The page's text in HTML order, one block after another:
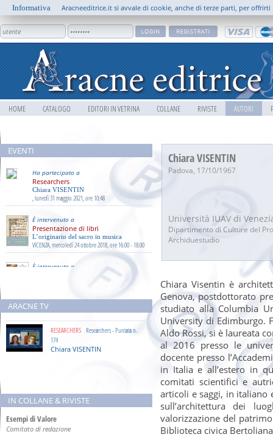
HOME CATALOGO EDITORI IN VETRINA COLLANE RIVISTE AUTORI
EVENTI
Ha partecipato a
Researchers
Chiara VISENTIN
, lunedì 31 maggio 2021, ore 10:48
È intervenuto a
Presentazione di libri
L’originario del sacro in musica
VICENZA, mercoledì 24 ottobre 2018, ore 16:00 - 18:00
È intervenuto a
Tutela e valorizzazione del patrimonio
di interesse religioso
FIRENZE, venerdì 15 dicembre 2017, ore 18:00 - 20:00
È intervenuto a
Incontro con l’autore
Liberiamoci
ALCAMO, venerdì 17 marzo 2017, ore 15:30 - 18:30
VENEZIA, giovedì 27 novembre 2014 - venerdì, 28
novembre 2014
ARACNE TV
RESEARCHERS Researchers - Puntata n.
174
Chiara VISENTIN
IN COLLANE & RIVISTE
Esempi di Valore
Comitato di redazione
Chiara VISENTIN
Padova, 17/10/1967
Università IUAV di
Dipartimento di Culture del
Archiduestudio
Chiara Visentin è
Genova, postdottorato
studiato alla Columbia
University di Edimburgo.
Aldo Rossi, si è laureata
al 2016 presso le
docente presso
in Italia e all’estero in
comitati scientifici e
articoli e saggi, in italiano
sull’architettura dei
valorizzazione del
Biblioteca civica
Informativa Aracneeditrice.it si avvale di cookie, anche di terze parti, per